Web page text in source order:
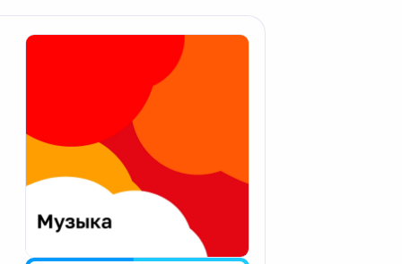
Апатиты
Екатеринбург
Калининград
Калуга